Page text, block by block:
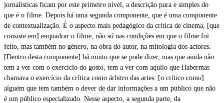
jornalísticas ficam por este primeiro nível, a descrição pura e simples do
que é o filme. Depois há uma segunda componente, que é uma componente
de contextualização. É o aspecto mais pedagógico da crítica de cinema, [que
consiste em] enquadrar o filme, não só nas condições em que o filme foi
feito, mas também no género, na obra do autor, na mitologia dos actores.
[Dentro desta componente] há muito que se pode dizer, mas que ainda não
tem a ver com o exercício do gosto, tem a ver com aquilo que Habermas
chamava o exercício da crítica como árbitro das artes: [o crítico como]
alguém que tem também o dever de dar informações a um público que não
é um público especializado. Nesse aspecto, a segunda parte, da